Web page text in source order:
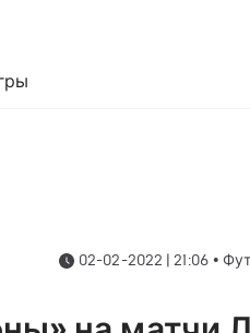
02-02-2022 | 21:06 •